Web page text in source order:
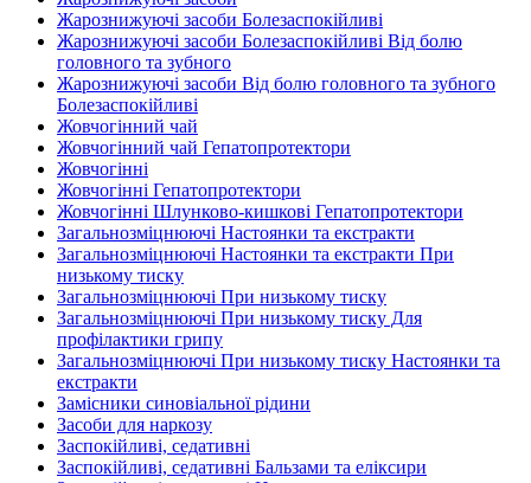
Жарознижуючі засоби Болезаспокійливі
Жарознижуючі засоби Болезаспокійливі Від болю
головного та зубного
Жарознижуючі засоби Від болю головного та зубного
Болезаспокійливі
Жовчогінний чай
Жовчогінний чай Гепатопротектори
Жовчогінні
Жовчогінні Гепатопротектори
Жовчогінні Шлунково-кишкові Гепатопротектори
Загальнозміцнюючі Настоянки та екстракти
Загальнозміцнюючі Настоянки та екстракти При
низькому тиску
Загальнозміцнюючі При низькому тиску
Загальнозміцнюючі При низькому тиску Для
профілактики грипу
Загальнозміцнюючі При низькому тиску Настоянки та
екстракти
Замісники синовіальної рідини
Засоби для наркозу
Заспокійливі, седативні
Заспокійливі, седативні Бальзами та еліксири